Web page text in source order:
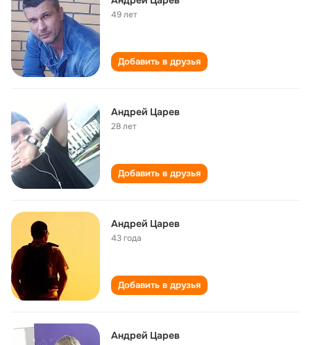
49 лет
Добавить в друзья
Андрей Царев
28 лет
Добавить в друзья
Андрей Царев
43 года
Добавить в друзья
Андрей Царев